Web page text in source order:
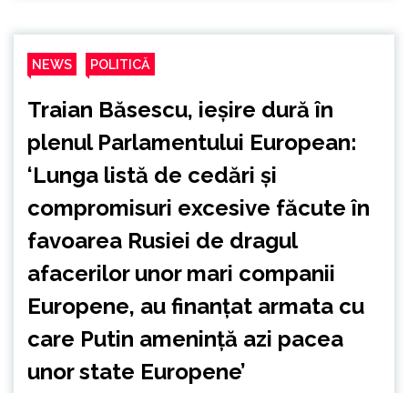
NEWS POLITICĂ
Traian Băsescu, ieșire dură în
plenul Parlamentului European:
‘Lunga listă de cedări și
compromisuri excesive făcute în
favoarea Rusiei de dragul
afacerilor unor mari companii
Europene, au finanțat armata cu
care Putin amenință azi pacea
unor state Europene’